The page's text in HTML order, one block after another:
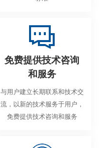
免费提供技术咨询
和服务
与用户建立长期联系和技术交
流，以新的技术服务于用户，
免费提供技术咨询和服务